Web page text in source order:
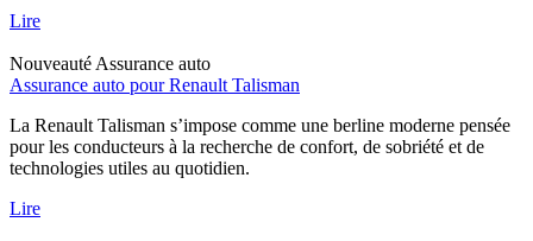
Lire
Nouveauté Assurance auto
Assurance auto pour Renault Talisman
La Renault Talisman s’impose comme une berline moderne pensée
pour les conducteurs à la recherche de confort, de sobriété et de
technologies utiles au quotidien.
Lire